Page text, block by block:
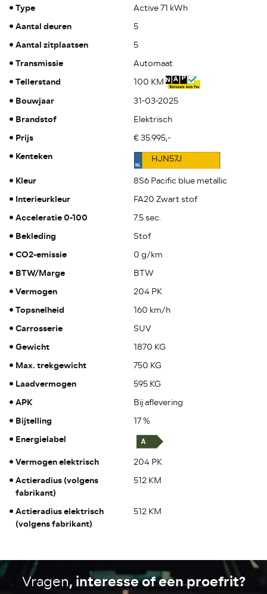
Type Active 71 kWh
Aantal deuren 5
Aantal zitplaatsen 5
Transmissie Automaat
Tellerstand 100 KM
Bouwjaar 31-03-2025
Brandstof Elektrisch
Prijs € 35.995,-
Kenteken HJN57J
Kleur 8S6 Pacific blue metallic
Interieurkleur FA20 Zwart stof
Acceleratie 0-100 7.5 sec.
Bekleding Stof
CO2-emissie 0 g/km
BTW/Marge BTW
Vermogen 204 PK
Topsnelheid 160 km/h
Carrosserie SUV
Gewicht 1870 KG
Max. trekgewicht 750 KG
Laadvermogen 595 KG
APK Bij aflevering
Bijtelling 17 %
Energielabel
Vermogen elektrisch
204 PK
Actieradius (volgens
fabrikant)
512 KM
Actieradius elektrisch
(volgens fabrikant)
512 KM
Vragen, interesse of een proefrit?